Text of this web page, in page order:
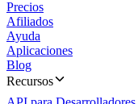
Precios
Afiliados
Ayuda
Aplicaciones
Blog
Recursos